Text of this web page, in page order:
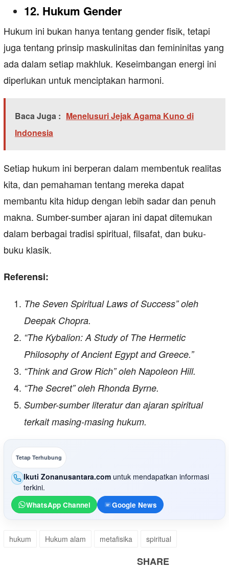
12. Hukum Gender
Hukum ini bukan hanya tentang gender fisik, tetapi
juga tentang prinsip maskulinitas dan femininitas yang
ada dalam setiap makhluk. Keseimbangan energi ini
diperlukan untuk menciptakan harmoni.
Baca Juga : Menelusuri Jejak Agama Kuno di
Indonesia
Setiap hukum ini berperan dalam membentuk realitas
kita, dan pemahaman tentang mereka dapat
membantu kita hidup dengan lebih sadar dan penuh
makna. Sumber-sumber ajaran ini dapat ditemukan
dalam berbagai tradisi spiritual, filsafat, dan buku-
buku klasik.
Referensi:
The Seven Spiritual Laws of Success” oleh
Deepak Chopra.
“The Kybalion: A Study of The Hermetic
Philosophy of Ancient Egypt and Greece.”
“Think and Grow Rich” oleh Napoleon Hill.
“The Secret” oleh Rhonda Byrne.
Sumber-sumber literatur dan ajaran spiritual
terkait masing-masing hukum.
Tetap Terhubung
Ikuti Zonanusantara.com untuk mendapatkan informasi
terkini.
WhatsApp Channel Google News
hukum Hukum alam metafisika spiritual
SHARE